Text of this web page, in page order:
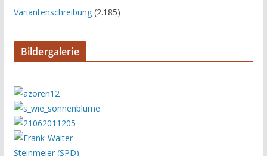
Variantenschreibung(2.185)
Bildergalerie